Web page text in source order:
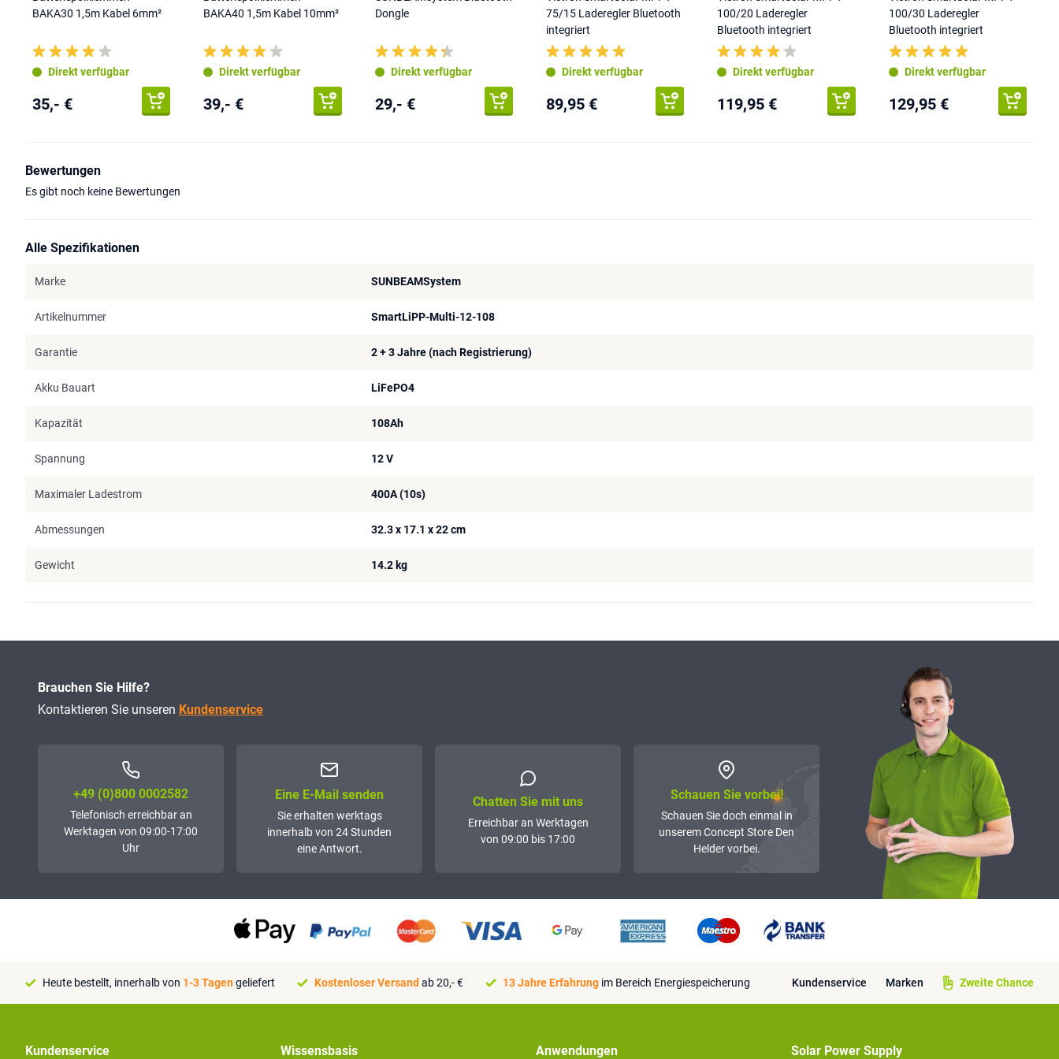
BAKA30 1,5m Kabel 6mm²
Direkt verfügbar
35,- €
BAKA40 1,5m Kabel 10mm²
Direkt verfügbar
39,- €
Dongle
Direkt verfügbar
29,- €
75/15 Laderegler Bluetooth
integriert
Direkt verfügbar
89,95 €
100/20 Laderegler
Bluetooth integriert
Direkt verfügbar
119,95 €
100/30 Laderegler
Bluetooth integriert
Direkt verfügbar
129,95 €
Bewertungen
Es gibt noch keine Bewertungen
Alle Spezifikationen
Marke SUNBEAMSystem
Artikelnummer SmartLiPP-Multi-12-108
Garantie 2 + 3 Jahre (nach Registrierung)
Akku Bauart LiFePO4
Kapazität 108Ah
Spannung 12 V
Maximaler Ladestrom 400A (10s)
Abmessungen 32.3 x 17.1 x 22 cm
Gewicht 14.2 kg
Brauchen Sie Hilfe?
Kontaktieren Sie unseren Kundenservice
+49 (0)800 0002582
Telefonisch erreichbar an
Werktagen von 09:00-17:00
Uhr
Eine E-Mail senden
Sie erhalten werktags
innerhalb von 24 Stunden
eine Antwort.
Chatten Sie mit uns
Erreichbar an Werktagen
von 09:00 bis 17:00
Schauen Sie vorbei!
Schauen Sie doch einmal in
unserem Concept Store Den
Helder vorbei.
Heute bestellt, innerhalb von 1-3 Tagengeliefert Kostenloser Versandab 20,- € 13 Jahre Erfahrung im Bereich Energiespeicherung Kundenservice Marken Zweite Chance
Kundenservice Wissensbasis Anwendungen Solar Power Supply